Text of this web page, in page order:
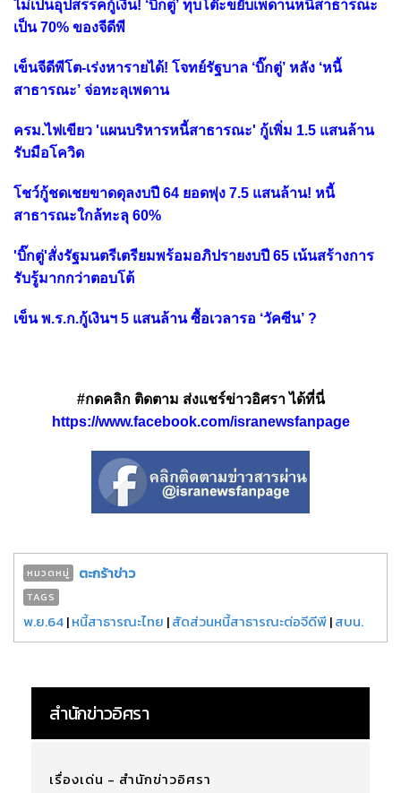
ไม่เป็นอุปสรรคกู้เงิน! ‘บิ๊กตู่’ ทุบโต๊ะขยับเพดานหนี้สาธารณะ
เป็น 70% ของจีดีพี
เข็นจีดีพีโต-เร่งหารายได้! โจทย์รัฐบาล ‘บิ๊กตู่’ หลัง ‘หนี้
สาธารณะ’ จ่อทะลุเพดาน
ครม.ไฟเขียว 'แผนบริหารหนี้สาธารณะ' กู้เพิ่ม 1.5 แสนล้าน
รับมือโควิด
โชว์กู้ชดเชยขาดดุลงบปี 64 ยอดพุ่ง 7.5 แสนล้าน! หนี้
สาธารณะใกล้ทะลุ 60%
'บิ๊กตู่'สั่งรัฐมนตรีเตรียมพร้อมอภิปรายงบปี 65 เน้นสร้างการ
รับรู้มากกว่าตอบโต้
เข็น พ.ร.ก.กู้เงินฯ 5 แสนล้าน ซื้อเวลารอ ‘วัคซีน’ ?
#กดคลิก ติดตาม ส่งแชร์ข่าวอิศรา ได้ที่นี่
https://www.facebook.com/isranewsfanpage
หมวดหมู่ ตะกร้าข่าว
TAGS
พ.ย.64|หนี้สาธารณะไทย |สัดส่วนหนี้สาธารณะต่อจีดีพี|สบน.
สำนักข่าวอิศรา
เรื่องเด่น - สำนักข่าวอิศรา